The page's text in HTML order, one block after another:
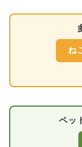
ね
ペッ